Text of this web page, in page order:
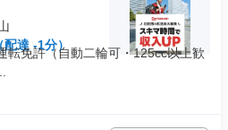
達 -1分）
転免許（自動二輪可・125cc以上歓